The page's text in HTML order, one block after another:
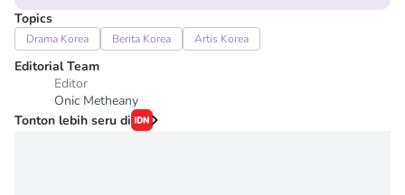
Topics
Drama Korea Berita Korea Artis Korea
Editorial Team
Editor
Onic Metheany
Tonton lebih seru di